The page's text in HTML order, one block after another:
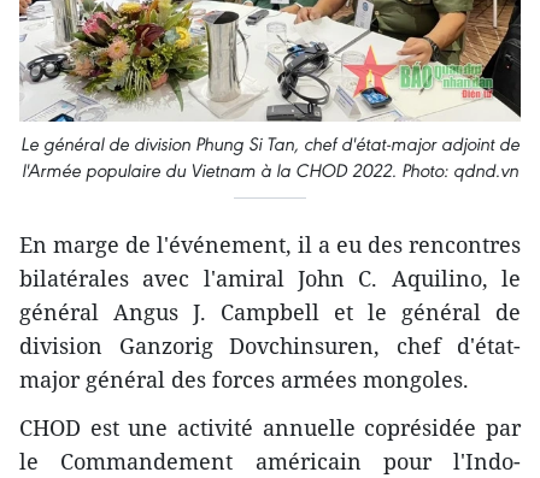
Le général de division Phung Si Tan, chef d'état-major adjoint de
l'Armée populaire du Vietnam à la CHOD 2022. Photo: qdnd.vn
En marge de l'événement, il a eu des rencontres
bilatérales avec l'amiral John C. Aquilino, le
général Angus J. Campbell et le général de
division Ganzorig Dovchinsuren, chef d'état-
major général des forces armées mongoles.
CHOD est une activité annuelle coprésidée par
le Commandement américain pour l'Indo-